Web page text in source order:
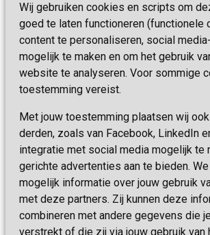
Wij gebruiken cookies en scripts om
goed te laten functioneren (functionele
content te personaliseren, social
mogelijk te maken en om het gebruik
website te analyseren. Voor sommige
toestemming vereist.
Met jouw toestemming plaatsen wij
derden, zoals van Facebook, LinkedIn
integratie met social media mogelijk te
gerichte advertenties aan te bieden.
mogelijk informatie over jouw gebruik
met deze partners. Zij kunnen deze
combineren met andere gegevens die
verstrekt of die zij via jouw gebruik van
Onze specialiteiten
Missie & Visie
Vastgoed
Innovatie
Telefoon:0900 777 4 777
E-mail:
Schrijf je nu in!
Blijf op de hoogte van de laatste
nieuwtjes met onze nieuwsbrief
INSCHRIJVEN